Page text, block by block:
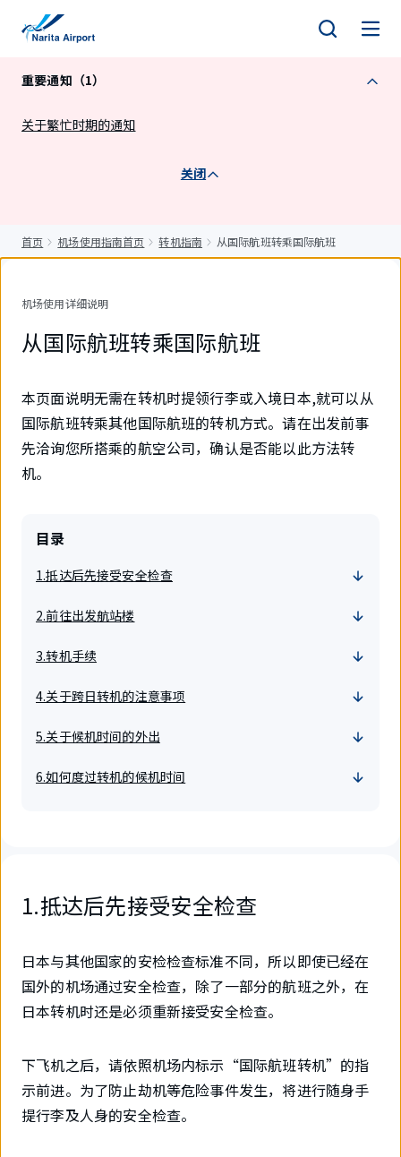
重要通知（1）
关于繁忙时期的通知
关闭
首页 机场使用指南首页 转机指南 从国际航班转乘国际航班
机场使用详细说明
从国际航班转乘国际航班
本页面说明无需在转机时提领行李或入境日本,就可以从
国际航班转乘其他国际航班的转机方式。请在出发前事
先洽询您所搭乘的航空公司，确认是否能以此方法转
机。
目录
1.抵达后先接受安全检查
2.前往出发航站楼
3.转机手续
4.关于跨日转机的注意事项
5.关于候机时间的外出
6.如何度过转机的候机时间
1.抵达后先接受安全检查
日本与其他国家的安检检查标准不同，所以即使已经在
国外的机场通过安全检查，除了一部分的航班之外，在
日本转机时还是必须重新接受安全检查。
下飞机之后，请依照机场内标示“国际航班转机”的指
示前进。为了防止劫机等危险事件发生，将进行随身手
提行李及人身的安全检查。